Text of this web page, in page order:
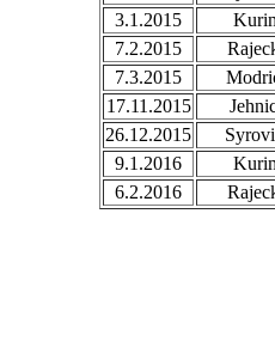
3.1.2015
7.2.2015
7.3.2015
17.11.2015
26.12.2015
9.1.2016
6.2.2016